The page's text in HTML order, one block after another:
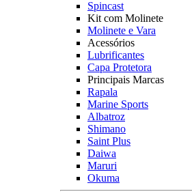
Spincast
Kit com Molinete
Molinete e Vara
Acessórios
Lubrificantes
Capa Protetora
Principais Marcas
Rapala
Marine Sports
Albatroz
Shimano
Saint Plus
Daiwa
Maruri
Okuma